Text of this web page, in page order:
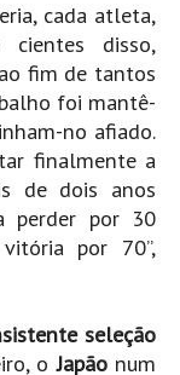
cada atleta,
disso,
fim de tantos
foi mantê-
no afiado.
finalmente a
de dois anos
perder por 30
por 70”,
seleção
oJapãonum